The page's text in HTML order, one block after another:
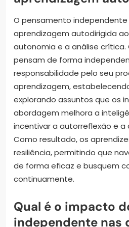
O pensamento
aprendizagem autodirigida
autonomia e a análise crítica.
pensam de forma
responsabilidade pelo seu
aprendizagem,
explorando assuntos que os
abordagem melhora a
incentivar a autorreflexão e a
Como resultado, os
resiliência, permitindo que
de forma eficaz e busquem
continuamente.
Qual é o impacto
independente nas